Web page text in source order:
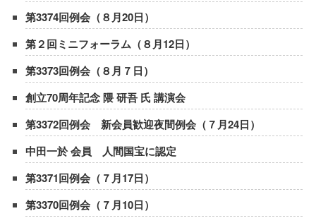
第3374回例会（８月20日）
第２回ミニフォーラム（８月12日）
第3373回例会（８月７日）
創立70周年記念 隈 研吾 氏 講演会
第3372回例会 新会員歓迎夜間例会（７月24日）
中田一於 会員 人間国宝に認定
第3371回例会（７月17日）
第3370回例会（７月10日）